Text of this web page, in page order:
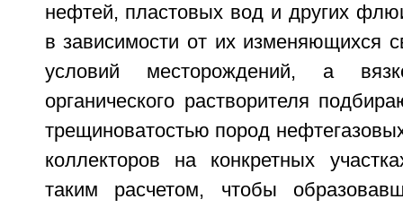
нефтей, пластовых вод и других
в зависимости от их изменяющихся
условий месторождений, а
органического растворителя
трещиноватостью пород
коллекторов на конкретных
таким расчетом, чтобы